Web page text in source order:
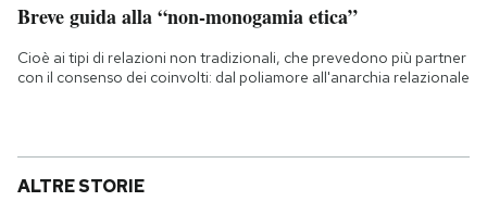
Breve guida alla “non-monogamia etica”
Cioè ai tipi di relazioni non tradizionali, che prevedono più partner
con il consenso dei coinvolti: dal poliamore all'anarchia relazionale
ALTRE STORIE